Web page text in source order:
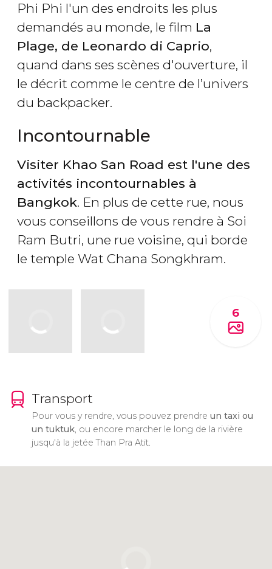
Phi Phi l'un des endroits les plus
demandés au monde, le film La
Plage, de Leonardo di Caprio,
quand dans ses scènes d'ouverture, il
le décrit comme le centre de l’univers
du backpacker.
Incontournable
Visiter Khao San Road est l'une des
activités incontournables à
Bangkok. En plus de cette rue, nous
vous conseillons de vous rendre à Soi
Ram Butri, une rue voisine, qui borde
le temple Wat Chana Songkhram.
6
Transport
Pour vous y rendre, vous pouvez prendre un taxi ou
un tuktuk, ou encore marcher le long de la rivière
jusqu'à la jetée Than Pra Atit.